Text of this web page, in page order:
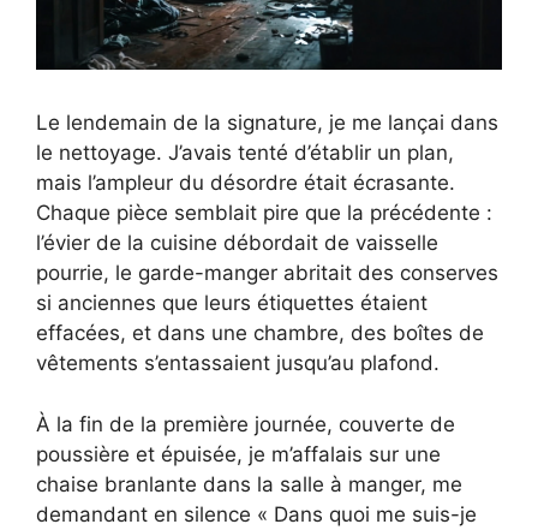
Le lendemain de la signature, je me lançai dans
le nettoyage. J’avais tenté d’établir un plan,
mais l’ampleur du désordre était écrasante.
Chaque pièce semblait pire que la précédente :
l’évier de la cuisine débordait de vaisselle
pourrie, le garde-manger abritait des conserves
si anciennes que leurs étiquettes étaient
effacées, et dans une chambre, des boîtes de
vêtements s’entassaient jusqu’au plafond.
À la fin de la première journée, couverte de
poussière et épuisée, je m’affalais sur une
chaise branlante dans la salle à manger, me
demandant en silence « Dans quoi me suis-je